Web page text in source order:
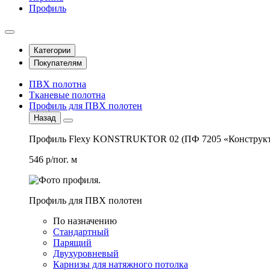
Профиль
Категории
Покупателям
ПВХ полотна
Тканевые полотна
Профиль для ПВХ полотен
Назад
Профиль Flexy KONSTRUKTOR 02 (ПФ 7205
546 р/пог. м
Профиль для ПВХ полотен
По назначению
Стандартный
Парящий
Двухуровневый
Карнизы для натяжного потолка